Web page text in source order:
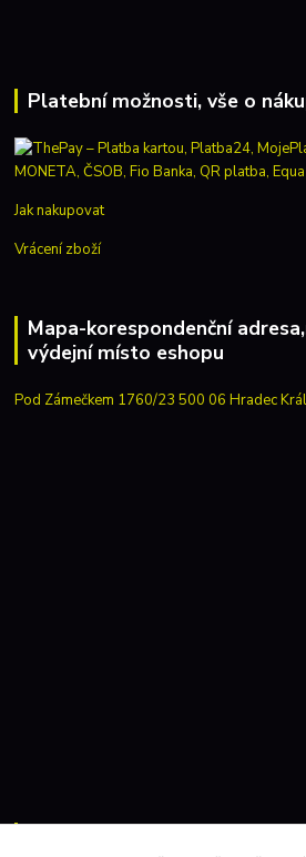
Platební možnosti, vše o
Jak nakupovat
Vrácení zboží
Mapa-korespondenční
výdejní místo eshopu
Pod Zámečkem 1760/23 500 06 Hradec